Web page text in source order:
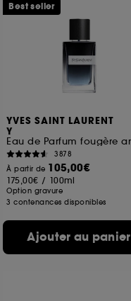
YVES SAINT LAURENT
Y
3878
À partir de 105,00€
175,00€ / 100ml
Option gravure
3 contenances disponibles
Ajouter au panier
Best seller